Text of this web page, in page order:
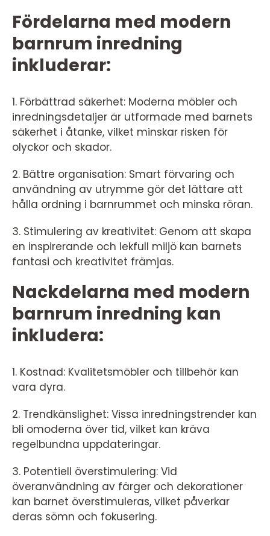
Fördelarna med modern
barnrum inredning
inkluderar:
1. Förbättrad säkerhet: Moderna möbler och
inredningsdetaljer är utformade med barnets
säkerhet i åtanke, vilket minskar risken för
olyckor och skador.
2. Bättre organisation: Smart förvaring och
användning av utrymme gör det lättare att
hålla ordning i barnrummet och minska röran.
3. Stimulering av kreativitet: Genom att skapa
en inspirerande och lekfull miljö kan barnets
fantasi och kreativitet främjas.
Nackdelarna med modern
barnrum inredning kan
inkludera:
1. Kostnad: Kvalitetsmöbler och tillbehör kan
vara dyra.
2. Trendkänslighet: Vissa inredningstrender kan
bli omoderna över tid, vilket kan kräva
regelbundna uppdateringar.
3. Potentiell överstimulering: Vid
överanvändning av färger och dekorationer
kan barnet överstimuleras, vilket påverkar
deras sömn och fokusering.